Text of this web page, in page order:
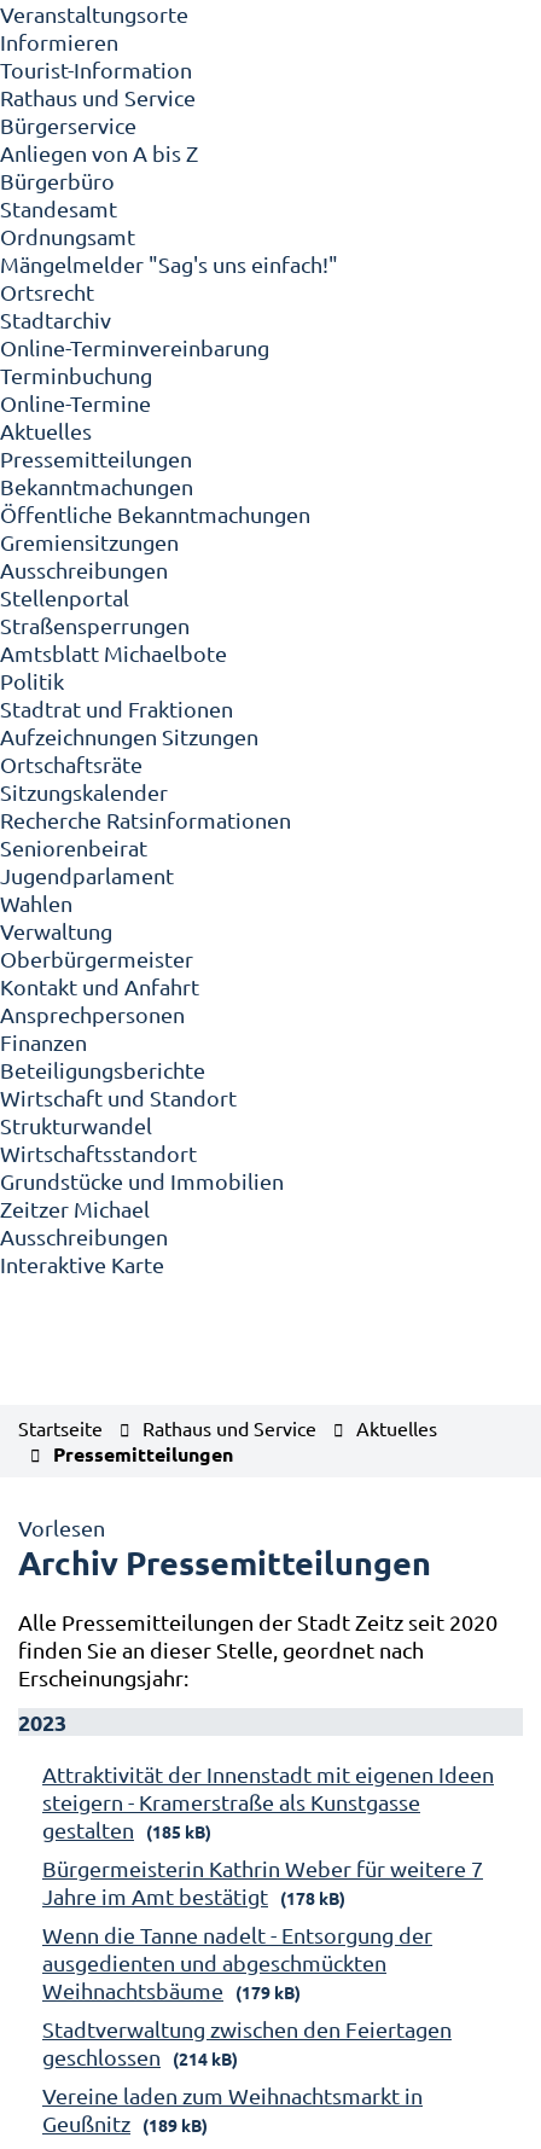
Veranstaltungsorte
Informieren
Tourist-Information
Rathaus und Service
Bürgerservice
Anliegen von A bis Z
Bürgerbüro
Standesamt
Ordnungsamt
Mängelmelder "Sag's uns einfach!"
Ortsrecht
Stadtarchiv
Online-Terminvereinbarung
Terminbuchung
Online-Termine
Aktuelles
Pressemitteilungen
Bekanntmachungen
Öffentliche Bekanntmachungen
Gremiensitzungen
Ausschreibungen
Stellenportal
Straßensperrungen
Amtsblatt Michaelbote
Politik
Stadtrat und Fraktionen
Aufzeichnungen Sitzungen
Ortschaftsräte
Sitzungskalender
Recherche Ratsinformationen
Seniorenbeirat
Jugendparlament
Wahlen
Verwaltung
Oberbürgermeister
Kontakt und Anfahrt
Ansprechpersonen
Finanzen
Beteiligungsberichte
Wirtschaft und Standort
Strukturwandel
Wirtschaftsstandort
Grundstücke und Immobilien
Zeitzer Michael
Ausschreibungen
Interaktive Karte
Startseite Rathaus und Service Aktuelles
Pressemitteilungen
Vorlesen
Archiv Pressemitteilungen
Alle Pressemitteilungen der Stadt Zeitz seit 2020
finden Sie an dieser Stelle, geordnet nach
Erscheinungsjahr:
2023
Attraktivität der Innenstadt mit eigenen Ideen
steigern - Kramerstraße als Kunstgasse
gestalten
(185 kB)
Bürgermeisterin Kathrin Weber für weitere 7
Jahre im Amt bestätigt
(178 kB)
Wenn die Tanne nadelt - Entsorgung der
ausgedienten und abgeschmückten
Weihnachtsbäume
(179 kB)
Stadtverwaltung zwischen den Feiertagen
geschlossen
(214 kB)
Vereine laden zum Weihnachtsmarkt in
Geußnitz
(189 kB)